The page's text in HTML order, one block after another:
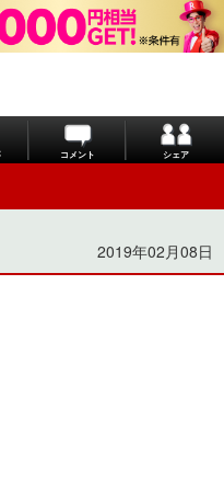
コメント シェア
2019年02月08日